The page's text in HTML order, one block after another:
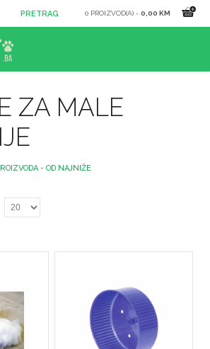
0 PROIZVOD(A) - 0,00 KM
ZA MALE
- OD NAJNIŽE